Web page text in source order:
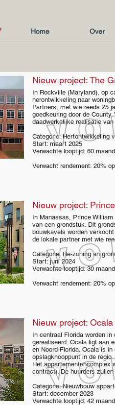
Home Over
Nieuw project: The
In Rockville (Maryland), op
herontwikkeling naar
Partners, met wie reeds 25
goedkeuring door de
daadwerkelijke realisatie
Categorie: Hertontwikkeling
Start: maart 2025
Verwachte looptijd: 60
Verwacht rendement: 20%
Nieuw project:
In Manassas, Prince
van een grondstuk. Dit
bouwkavels worden
de lokale partner met wie
Categorie: Re-zoning en
Start: juni 2024
Verwachte looptijd: 30
Verwacht rendement: 20%
Nieuw project:
In centraal Florida worden
gerealiseerd. Ocala ligt aan
en Noord-Florida. Ocala is
opslagknooppunt in de regio.
Het appartementencomplex
contract). De huurders
Categorie: Nieuwbouw
Start: december 2023
Verwachte looptijd: 42